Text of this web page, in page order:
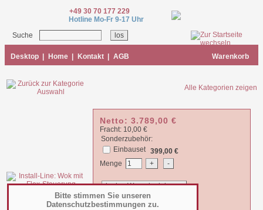
Bitte stimmen Sie unseren
Datenschutzbestimmungen zu.
+49 30 70 177 229
Hotline Mo-Fr 9-17 Uhr
Suche
Desktop Home Kontakt AGB Warenkorb
Alle Kategorien zeigen
Netto: 3.789,00 €
Fracht: 10,00 €
Sonderzubehör:
Einbauset 399,00 €
Menge
Summe:3.789,00
zzgl. 19% MWSt. =